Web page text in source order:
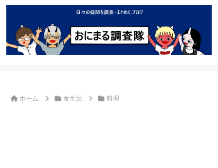
ホーム 食生活 料理